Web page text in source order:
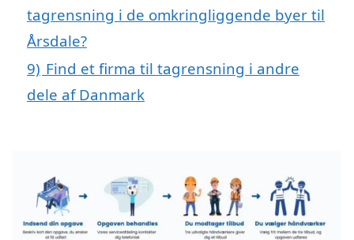
tagrensning i de omkringliggende byer til
Årsdale?
9) Find et firma til tagrensning i andre
dele af Danmark